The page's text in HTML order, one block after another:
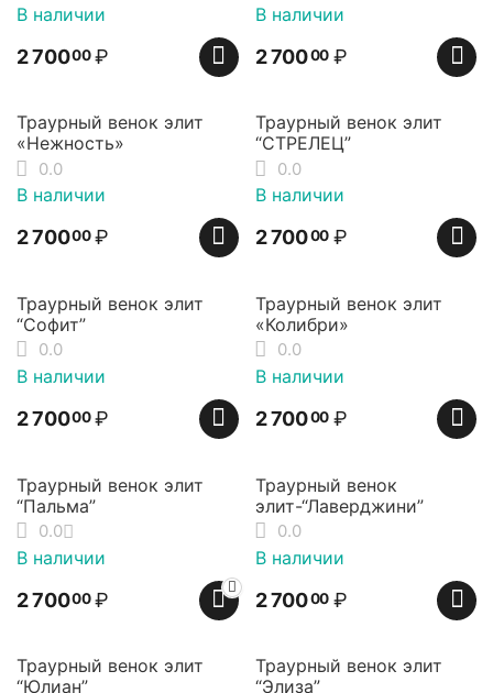
В наличии
2 70000 ₽
В наличии
2 70000 ₽
Траурный венок элит
«Нежность»
0.0
В наличии
2 70000 ₽
Траурный венок элит
“СТРЕЛЕЦ”
0.0
В наличии
2 70000 ₽
Траурный венок элит
“Софит”
0.0
В наличии
2 70000 ₽
Траурный венок элит
«Колибри»
0.0
В наличии
2 70000 ₽
Траурный венок элит
“Пальма”
0.0
В наличии
2 70000 ₽
Траурный венок
элит-“Лаверджини”
0.0
В наличии
2 70000 ₽
Траурный венок элит
“Юлиан”
Траурный венок элит
“Элиза”